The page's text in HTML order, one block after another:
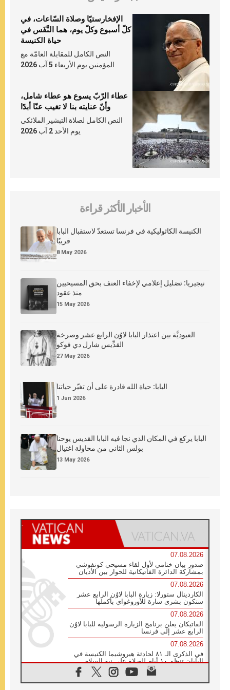
الإفخارستيّا وصلاة السّاعات، في
كلّ أسبوع وكلّ يوم، هما النَّفَس في
حياة الكنيسة
النص الكامل للمقابلة العامّة مع
المؤمنين يوم الأربعاء 5 آب 2026
عطاء الرّبّ يسوع هو عطاء شامل،
وأنّ عنايته بنا لا تغيب عنّا أبدًا
النص الكامل لصلاة التبشير الملائكي
يوم الأحد 2 آب 2026
الأخبار الأكثر قراءة
الكنيسة الكاثوليكية في فرنسا تستعدّ لاستقبال البابا
قريبًا
8 May 2026
نيجيريا: تضليل إعلامي لإخفاء العنف بحق المسيحيين
منذ عقود
15 May 2026
العبوديَّة بين اعتذار البابا لاوُن الرابع عشر وصرخة
القدِّيس شارل دي فوكو
27 May 2026
البابا: حياة الله قادرة على أن تغيّر حياتنا
1 Jun 2026
البابا يركع في المكان الذي نجا فيه البابا القديس يوحنا
بولس الثاني من محاولة اغتيال
13 May 2026
07.08.2026
صدور بيان ختامي لأول لقاء مسيحي كونفوشي
بمشاركة الدائرة الفاتيكانية للحوار بين الأديان
07.08.2026
الكاردينال ستورلا: زيارة البابا لاوُن الرابع عشر
ستكون بشرى سارة للأوروغواي بأكملها
07.08.2026
الفاتيكان يعلن برنامج الزيارة الرسولية للبابا لاوُن
الرابع عشر إلى فرنسا
07.08.2026
في الذكرى الـ ٨١ لحادثة هيروشيما الكنيسة في
اليابان تنظم ١٠ أيام للصلاة على نية السلام
الكنيسة في الأوروغواي: زيارة البابا ستعزز